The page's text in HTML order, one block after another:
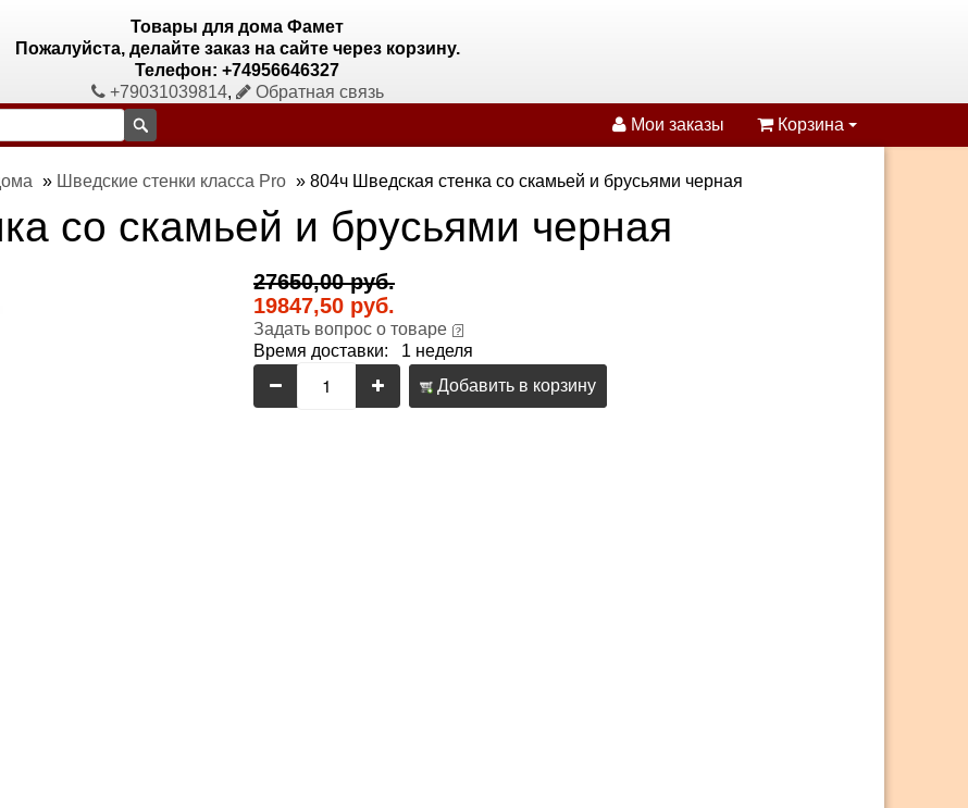
Товары для дома Фамет
Пожалуйста, делайте заказ на сайте через корзину.
Телефон: +74956646327
+79031039814,
Обратная связь
Мои заказы Корзина
» Шведские стенки класса Pro » 804ч Шведская стенка со скамьей и брусьями черная
со скамьей и брусьями черная
27650,00 руб.
19847,50 руб.
Задать вопрос о товаре
Время доставки: 1 неделя
Добавить в корзину